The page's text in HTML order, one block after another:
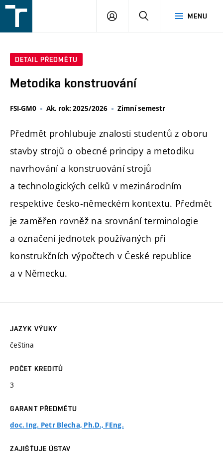
v
MENU
PŘIHLÁŠENÍ
DETAIL PŘEDMĚTU
Metodika konstruování
FSI-GM0 Ak. rok: 2025/2026 Zimní semestr
Předmět prohlubuje znalosti studentů z oboru
stavby strojů o obecné principy a metodiku
navrhování a konstruování strojů
a technologických celků v mezinárodním
respektive česko-německém kontextu. Předmět
je zaměřen rovněž na srovnání terminologie
a označení jednotek používaných při
konstrukčních výpočtech v České republice
a v Německu.
JAZYK VÝUKY
čeština
POČET KREDITŮ
3
GARANT PŘEDMĚTU
doc. Ing. Petr Blecha, Ph.D., FEng.
ZAJIŠŤUJE ÚSTAV